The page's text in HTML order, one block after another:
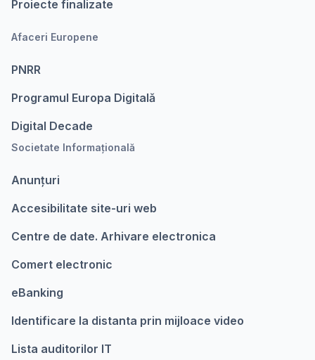
Proiecte finalizate
Afaceri Europene
PNRR
Programul Europa Digitalǎ
Digital Decade
Societate Informațională
Anunțuri
Accesibilitate site-uri web
Centre de date. Arhivare electronica
Comert electronic
eBanking
Identificare la distanta prin mijloace video
Lista auditorilor IT